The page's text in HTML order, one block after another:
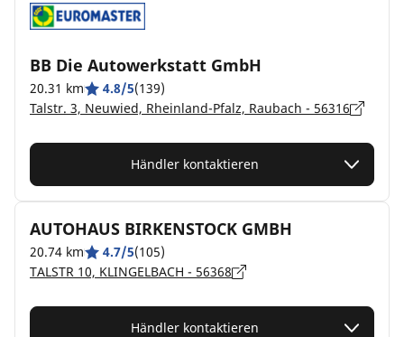
BB Die Autowerkstatt GmbH
20.31 km 4.8/5(139)
Talstr. 3, Neuwied, Rheinland-Pfalz, Raubach - 56316
Händler kontaktieren
AUTOHAUS BIRKENSTOCK GMBH
20.74 km 4.7/5(105)
TALSTR 10, KLINGELBACH - 56368
Händler kontaktieren